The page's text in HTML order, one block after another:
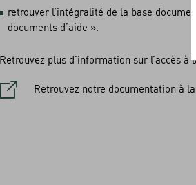
retrouver l’intégralité de la base
documents d’aide ».
Retrouvez plus d’information sur l’accès
Retrouvez notre documentation à